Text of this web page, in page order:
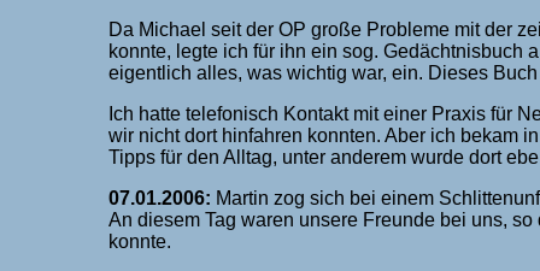
Da Michael seit der OP große Probleme mit der
konnte, legte ich für ihn ein sog. Gedächtnisbuch
eigentlich alles, was wichtig war, ein. Dieses
Ich hatte telefonisch Kontakt mit einer Praxis für
wir nicht dort hinfahren konnten. Aber ich bekam
Tipps für den Alltag, unter anderem wurde dort
07.01.2006: Martin zog sich bei einem
An diesem Tag waren unsere Freunde bei uns,
konnte.